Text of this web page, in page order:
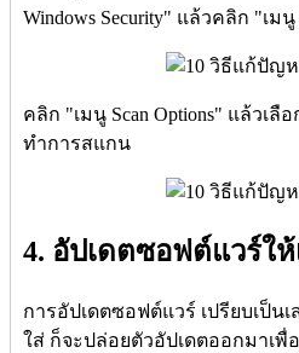
Windows Security" แล้วคลิก "เมนู
คลิก "เมนู Scan Options" แล้วเลื
ทำการสแกน
4. อัปเดตซอฟต์แวร์ใ
การอัปเดตซอฟต์แวร์ เปรียบเป็
ใส่ ก็จะปล่อยตัวอัปเดตออกมาเ